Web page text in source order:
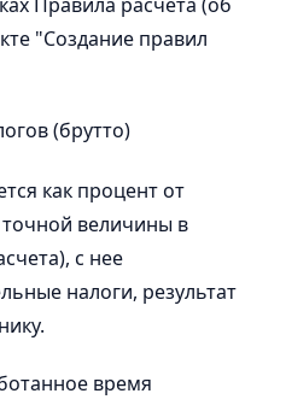
"Создание правил
(брутто)
как процент от
величины в
с нее
налоги, результат
время